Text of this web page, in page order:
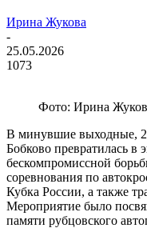
Ирина Жукова
-
25.05.2026
1073
Фото: Ирина
В минувшие выходные,
Бобково превратилась в
бескомпромиссной
соревнования по
Кубка России, а также
Мероприятие было
памяти рубцовского